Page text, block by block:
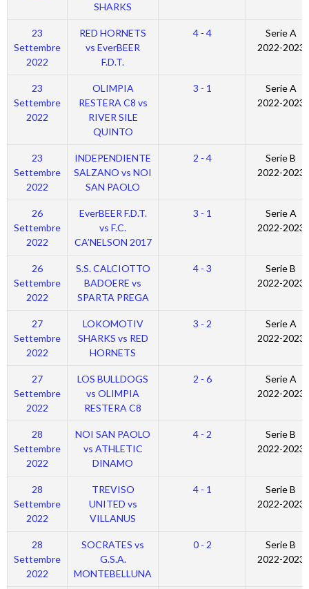
SHARKS
23
Settembre
2022
RED HORNETS
vs EverBEER
F.D.T.
4 - 4
Serie A
2022-2023
23
Settembre
2022
OLIMPIA
RESTERA C8 vs
RIVER SILE
QUINTO
3 - 1
Serie A
2022-2023
23
Settembre
2022
INDEPENDIENTE
SALZANO vs NOI
SAN PAOLO
2 - 4
Serie B
2022-2023
26
Settembre
2022
EverBEER F.D.T.
vs F.C.
CA’NELSON 2017
3 - 1
Serie A
2022-2023
26
Settembre
2022
S.S. CALCIOTTO
BADOERE vs
SPARTA PREGA
4 - 3
Serie B
2022-2023
27
Settembre
2022
LOKOMOTIV
SHARKS vs RED
HORNETS
3 - 2
Serie A
2022-2023
27
Settembre
2022
LOS BULLDOGS
vs OLIMPIA
RESTERA C8
2 - 6
Serie A
2022-2023
28
Settembre
2022
NOI SAN PAOLO
vs ATHLETIC
DINAMO
4 - 2
Serie B
2022-2023
28
Settembre
2022
TREVISO
UNITED vs
VILLANUS
4 - 1
Serie B
2022-2023
28
Settembre
2022
SOCRATES vs
G.S.A.
MONTEBELLUNA
0 - 2
Serie B
2022-2023